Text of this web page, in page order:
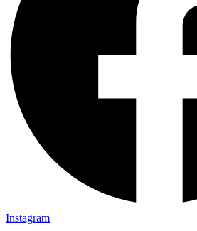
Instagram